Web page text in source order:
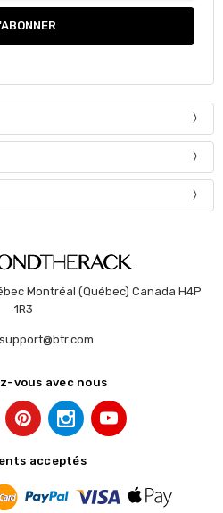
Montréal (Québec) Canada H4P
1R3
vous avec nous
acceptés